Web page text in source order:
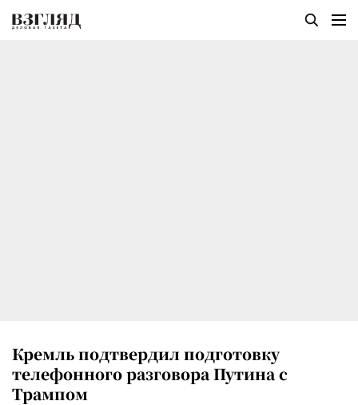
Кремль подтвердил подготовку
телефонного разговора Путина с
Трампом